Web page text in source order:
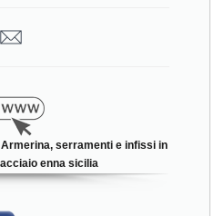
serramenti e infissi in
enna sicilia